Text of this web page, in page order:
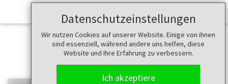
Datenschutzeinstellungen
Wir nutzen Cookies auf unserer Website. Einige von ihnen
sind essenziell, während andere uns helfen, diese
Website und Ihre Erfahrung zu verbessern.
Ich akzeptiere